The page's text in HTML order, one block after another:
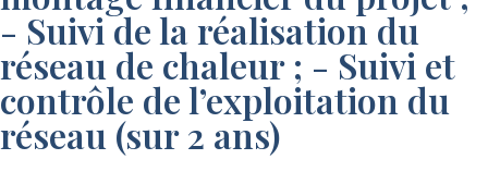
- Suivi de la réalisation du
réseau de chaleur ; - Suivi et
contrôle de l’exploitation du
réseau (sur 2 ans)